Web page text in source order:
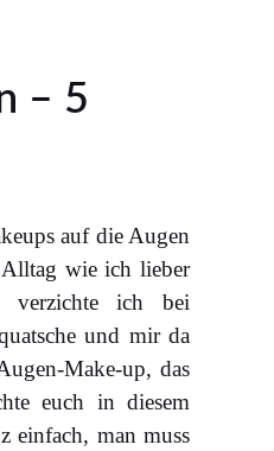
– 5
auf die Augen
wie ich lieber
verzichte ich bei
und mir da
Make-up, das
euch in diesem
einfach, man muss